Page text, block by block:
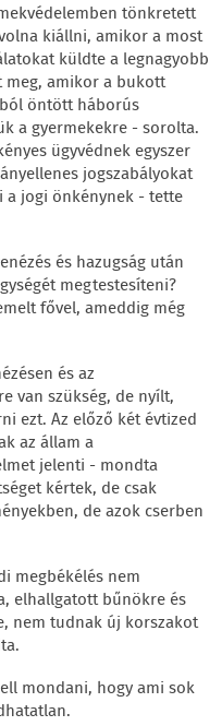
tönkretett
kiállni, amikor a most
küldte a legnagyobb
meg, amikor a bukott
öntött háborús
a gyermekekre - sorolta.
ügyvédnek egyszer
jogszabályokat
a jogi önkénynek - tette
és hazugság után
megtestesíteni?
fővel, ameddig még
és az
van szükség, de nyílt,
ezt. Az előző két évtized
az állam a
jelenti - mondta
kértek, de csak
de azok cserben
megbékélés nem
elhallgatott bűnökre és
nem tudnak új korszakot
mondani, hogy ami sok